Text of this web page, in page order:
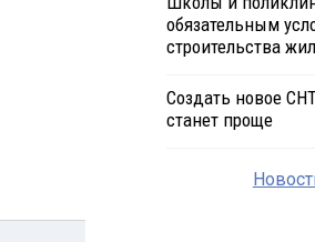
обязательным
строительства
Создать новое
станет проще